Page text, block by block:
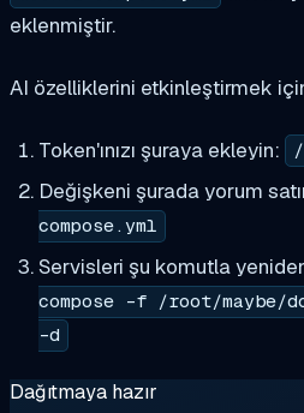
eklenmiştir.
AI özelliklerini etkinleştirmek
Token'ınızı şuraya ekleyin:
Değişkeni şurada yorum
compose.yml
Servisleri şu komutla
compose -f /root/maybe/
-d
Dağıtmaya hazır